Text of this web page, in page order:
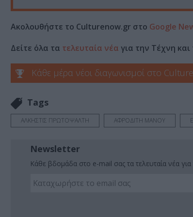
Ακολουθήστε το Culturenow.gr στο Google
Δείτε όλα τα τελευταία νέα για την Τέχνη
Κάθε μέρα νέοι διαγωνισμοί στο
Tags
ΑΛΚΗΣΤΙΣ ΠΡΩΤΟΨΑΛΤΗ ΑΦΡΟΔΙΤΗ ΜΑΝΟΥ
Newsletter
Κάθε βδομάδα στο e-mail σας τα τελευταία νέα για